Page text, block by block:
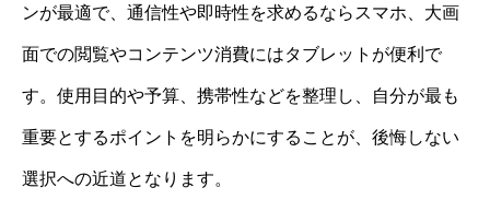
ンが最適で、通信性や即時性を求めるならスマホ、大画
面での閲覧やコンテンツ消費にはタブレットが便利で
す。使用目的や予算、携帯性などを整理し、自分が最も
重要とするポイントを明らかにすることが、後悔しない
選択への近道となります。